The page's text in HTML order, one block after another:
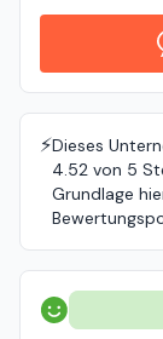
⚡️Dieses
4.52 von 5
Grundlage
Positiv